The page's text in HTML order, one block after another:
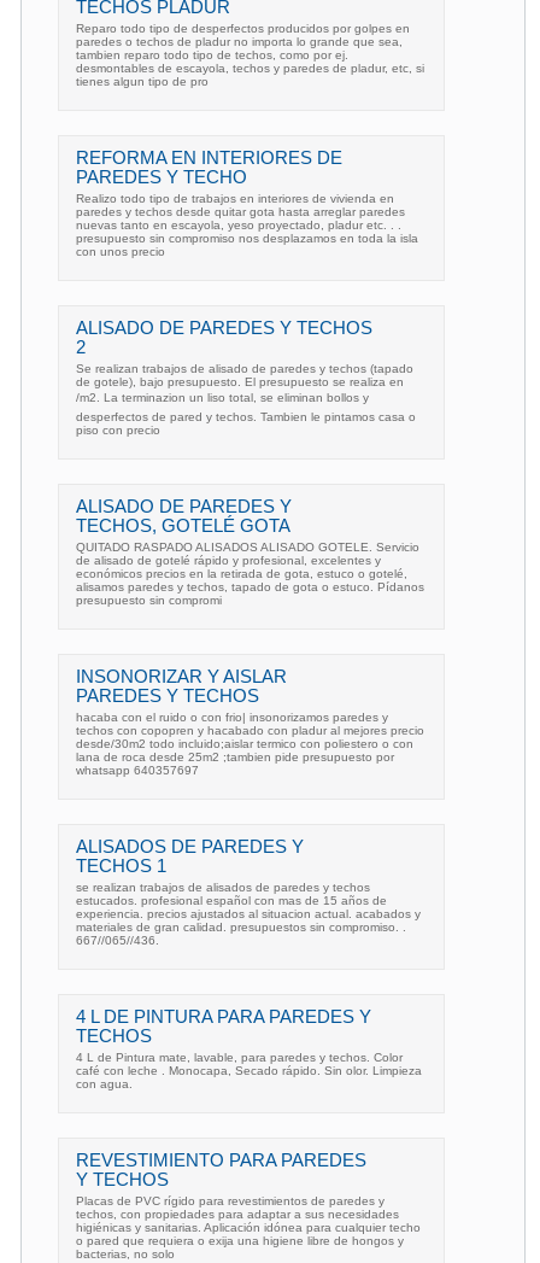
TECHOS PLADUR
Reparo todo tipo de desperfectos producidos por golpes en
paredes o techos de pladur no importa lo grande que sea,
tambien reparo todo tipo de techos, como por ej.
desmontables de escayola, techos y paredes de pladur, etc, si
tienes algun tipo de pro
REFORMA EN INTERIORES DE
PAREDES Y TECHO
Realizo todo tipo de trabajos en interiores de vivienda en
paredes y techos desde quitar gota hasta arreglar paredes
nuevas tanto en escayola, yeso proyectado, pladur etc. . .
presupuesto sin compromiso nos desplazamos en toda la isla
con unos precio
ALISADO DE PAREDES Y TECHOS
2
Se realizan trabajos de alisado de paredes y techos (tapado
de gotele), bajo presupuesto. El presupuesto se realiza en
/m2. La terminazion un liso total, se eliminan bollos y
desperfectos de pared y techos. Tambien le pintamos casa o
piso con precio
ALISADO DE PAREDES Y
TECHOS, GOTELÉ GOTA
QUITADO RASPADO ALISADOS ALISADO GOTELE. Servicio
de alisado de gotelé rápido y profesional, excelentes y
económicos precios en la retirada de gota, estuco o gotelé,
alisamos paredes y techos, tapado de gota o estuco. Pídanos
presupuesto sin compromi
INSONORIZAR Y AISLAR
PAREDES Y TECHOS
hacaba con el ruido o con frio| insonorizamos paredes y
techos con copopren y hacabado con pladur al mejores precio
desde/30m2 todo incluido;aislar termico con poliestero o con
lana de roca desde 25m2 ;tambien pide presupuesto por
whatsapp 640357697
ALISADOS DE PAREDES Y
TECHOS 1
se realizan trabajos de alisados de paredes y techos
estucados. profesional español con mas de 15 años de
experiencia. precios ajustados al situacion actual. acabados y
materiales de gran calidad. presupuestos sin compromiso. .
667//065//436.
4 L DE PINTURA PARA PAREDES Y
TECHOS
4 L de Pintura mate, lavable, para paredes y techos. Color
café con leche . Monocapa, Secado rápido. Sin olor. Limpieza
con agua.
REVESTIMIENTO PARA PAREDES
Y TECHOS
Placas de PVC rígido para revestimientos de paredes y
techos, con propiedades para adaptar a sus necesidades
higiénicas y sanitarias. Aplicación idónea para cualquier techo
o pared que requiera o exija una higiene libre de hongos y
bacterias, no solo